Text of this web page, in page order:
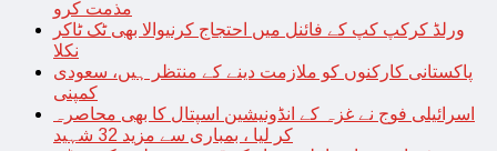
مذمت کرو
ورلڈ کرکپ کپ کے فائنل میں احتجاج کرنیوالا بھی ٹک ٹاکر
نکلا
پاکستانی کارکنوں کو ملازمت دینے کے منتظر ہیں، سعودی
کمپنی
اسرائیلی فوج نے غزہ کے انڈونیشین اسپتال کا بھی محاصرہ
کر لیا ، بمباری سے مزید 32 شہید